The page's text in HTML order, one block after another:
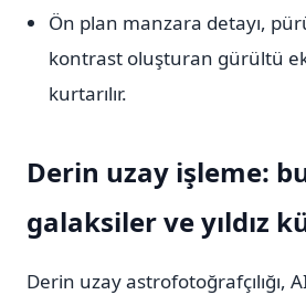
Ön plan manzara detayı,
kontrast oluşturan gürültü
kurtarılır.
Derin uzay işleme:
galaksiler ve yıldız
Derin uzay astrofotoğrafçılığı,